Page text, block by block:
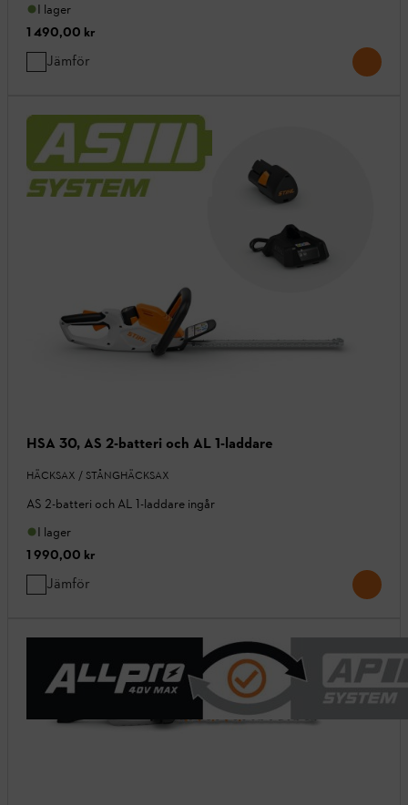
I lager
1 490,00 kr
Jämför
HSA 30, AS 2-batteri och AL 1-laddare
HÄCKSAX / STÅNGHÄCKSAX
AS 2-batteri och AL 1-laddare ingår
I lager
1 990,00 kr
Jämför